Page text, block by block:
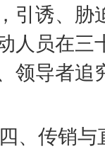
引诱、胁
人员在三
领导者追
四、传销